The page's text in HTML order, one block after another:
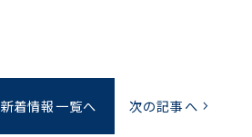
新着情報一覧へ 次の記事へ chevron_right